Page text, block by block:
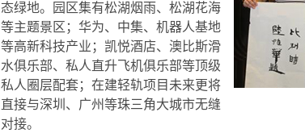
态绿地。园区集有松湖烟雨、松湖花海
等主题景区；华为、中集、机器人基地
等高新科技产业；凯悦酒店、澳比斯滑
水俱乐部、私人直升飞机俱乐部等顶级
私人圈层配套；在建轻轨项目未来更将
直接与深圳、广州等珠三角大城市无缝
对接。